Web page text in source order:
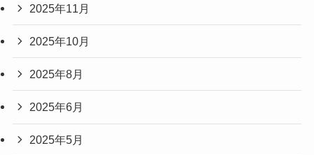
2025年11月
2025年10月
2025年8月
2025年6月
2025年5月